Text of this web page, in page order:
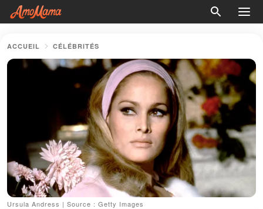
ACCUEIL CÉLÉBRITÉS
Ursula Andress | Source : Getty Images